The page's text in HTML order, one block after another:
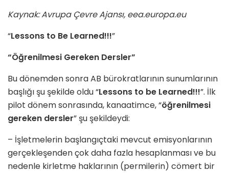
Kaynak: Avrupa Çevre Ajansı, eea.europa.eu
“Lessons to Be Learned!!!”
“Öğrenilmesi Gereken Dersler”
Bu dönemden sonra AB bürokratlarının sunumlarının
başlığı şu şekilde oldu “Lessons to be Learned!!!”. İlk
pilot dönem sonrasında, kanaatimce, “öğrenilmesi
gereken dersler” şu şekildeydi:
– İşletmelerin başlangıçtaki mevcut emisyonlarının
gerçekleşenden çok daha fazla hesaplanması ve bu
nedenle kirletme haklarının (permilerin) cömert bir